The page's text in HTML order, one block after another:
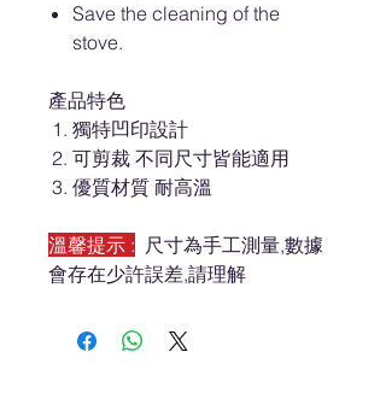
Save the cleaning of the
stove.
產品特色
獨特凹印設計
可剪裁 不同尺寸皆能適用
優質材質 耐高溫
溫馨提示 : 尺寸為手工測量,數據
會存在少許誤差,請理解